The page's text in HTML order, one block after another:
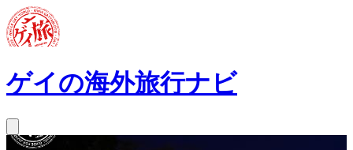
ゲイの海外旅行ナビ